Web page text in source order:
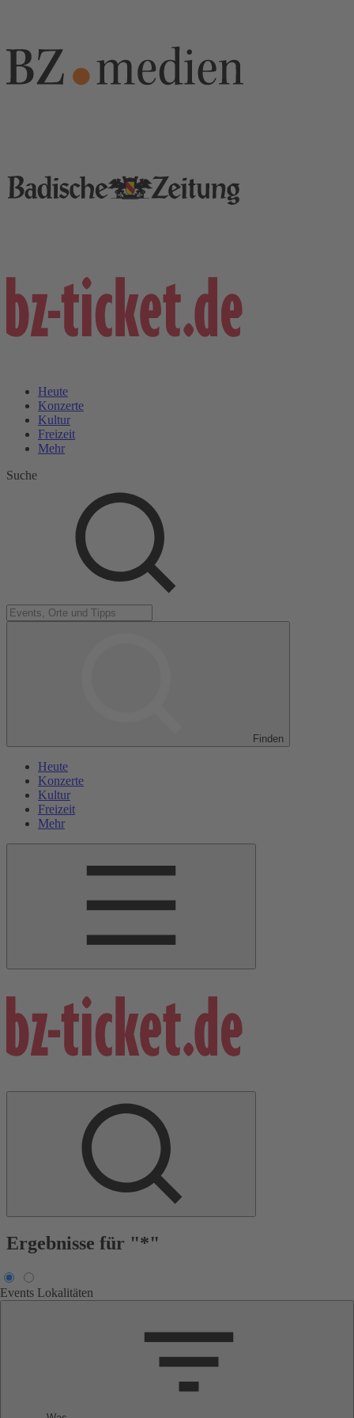
Heute
Konzerte
Kultur
Freizeit
Mehr
Suche
Finden
Heute
Konzerte
Kultur
Freizeit
Mehr
Ergebnisse für "*"
Events Lokalitäten